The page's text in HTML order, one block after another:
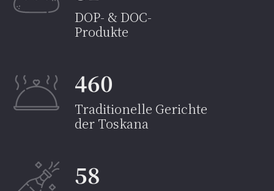
DOP- & DOC-
Produkte
460
Traditionelle Gerichte
der Toskana
58